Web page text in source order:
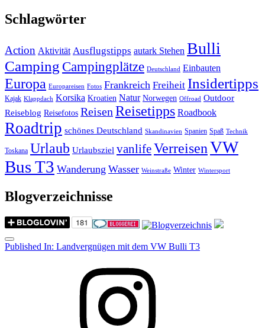
Schlagwörter
Action Aktivität Ausflugstipps autark Stehen Bulli
Camping Campingplätze Deutschland Einbauten
Europa Europareisen Fotos Frankreich Freiheit Insidertipps
Kajak Klappdach Korsika Kroatien Natur Norwegen Offroad Outdoor
Reiseblog Reisefotos ReisenReisetipps Roadbook
Roadtrip schönes Deutschland Skandinavien Spanien Spaß Technik
Toskana Urlaub Urlaubsziel vanlifeVerreisenVW
Bus T3 Wanderung Wasser Weinstraße Winter Wintersport
Blogverzeichnisse
Menu
Post
Published In: Landvergnügen mit dem VW Bulli T3